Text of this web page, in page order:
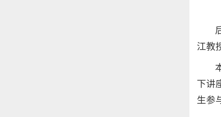
江教
下讲
生参